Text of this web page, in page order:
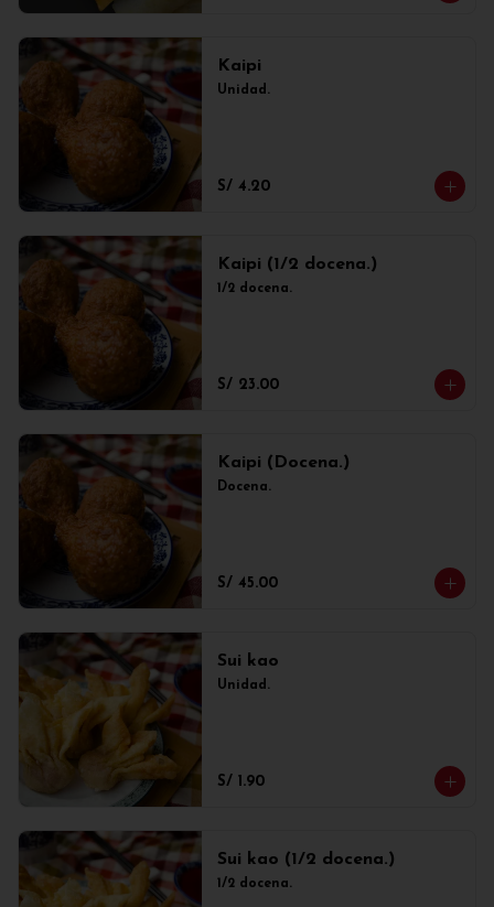
Kaipi
Unidad.
S/ 4.20
Kaipi (1/2 docena.)
1/2 docena.
S/ 23.00
Kaipi (Docena.)
Docena.
S/ 45.00
Sui kao
Unidad.
S/ 1.90
Sui kao (1/2 docena.)
1/2 docena.